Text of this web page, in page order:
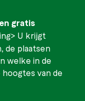
gratis
U krijgt
de plaatsen
welke in de
van de